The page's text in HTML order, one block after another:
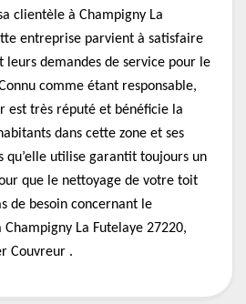
clientèle à Champigny La
entreprise parvient à satisfaire
leurs demandes de service pour le
comme étant responsable,
est très réputé et bénéficie la
dans cette zone et ses
qu’elle utilise garantit toujours un
que le nettoyage de votre toit
de besoin concernant le
La Futelaye 27220,
Couvreur .